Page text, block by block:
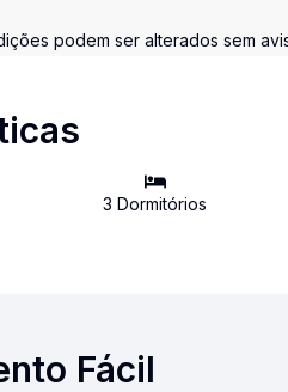
podem ser alterados sem
3 Dormitórios
Fácil